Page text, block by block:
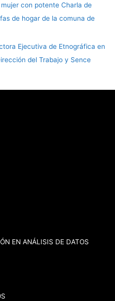
con potente Charla de
de hogar de la comuna de
Ejecutiva de Etnográfica en
del Trabajo y Sence
EN ANÁLISIS DE DATOS